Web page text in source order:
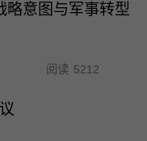
略意图与军事转型
阅读 5212